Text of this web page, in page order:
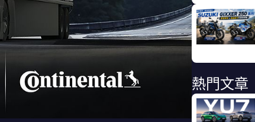
熱門文章